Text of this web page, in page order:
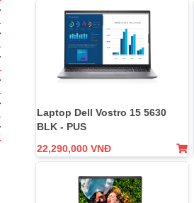
Laptop Dell Vostro 15 5630
BLK - PUS
22,290,000 VNĐ